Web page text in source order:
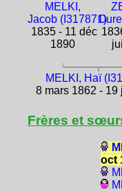
MELKI,
Jacob (I317871)
1835 - 11 déc
1890
MELKI, Haï
8 mars 1862 - 19
Frères et
oct